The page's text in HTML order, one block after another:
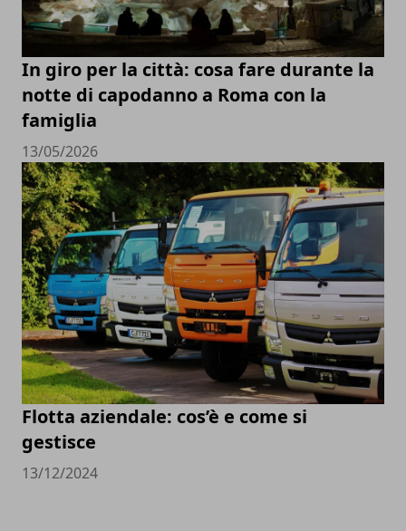
In giro per la città: cosa fare durante la
notte di capodanno a Roma con la
famiglia
13/05/2026
Flotta aziendale: cos’è e come si
gestisce
13/12/2024